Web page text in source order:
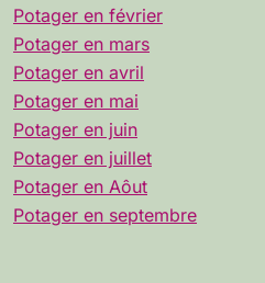
Potager en février
Potager en mars
Potager en avril
Potager en mai
Potager en juin
Potager en juillet
Potager en Aôut
Potager en septembre